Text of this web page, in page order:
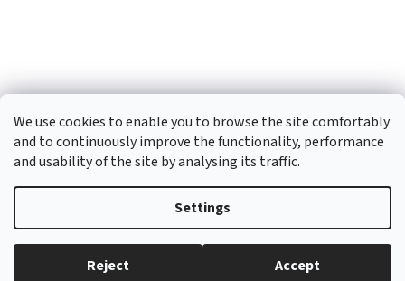
We use cookies to enable you to browse the site comfortably
and to continuously improve the functionality, performance
and usability of the site by analysing its traffic.
Settings
Reject Accept
Created by Shoptet
Copyright 2026CD-Soundtrack.cz. All rights reserved.Edit cookie